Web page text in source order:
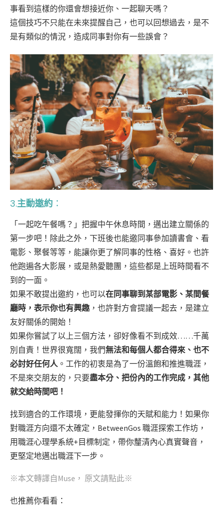
事看到這樣的你還會想接近你、一起聊天嗎？
這個技巧不只能在未來提醒自己，也可以回想過去，是不
是有類似的情況，造成同事對你有一些誤會？
3.主動邀約 ：
「一起吃午餐嗎？」把握中午休息時間，邁出建立關係的
第一步吧！除此之外，下班後也能邀同事參加讀書會、看
電影、聚餐等等，能讓你更了解同事的性格、喜好。也許
他跑遍各大影展，或是熱愛聽團，這些都是上班時間看不
到的一面。
如果不敢提出邀約，也可以在同事聊到某部電影、某間餐
廳時，表示你也有興趣 ，也許對方會提議一起去，是建立
友好關係的開始！
如果你嘗試了以上三個方法，卻好像看不到成效……千萬
別自責！世界很寬闊，我們無法和每個人都合得來、也不
必討好任何人 。工作的初衷是為了一份溫飽和推進職涯，
不是來交朋友的，只要盡本分、把份內的工作完成，其他
就交給時間吧！
找到適合的工作環境，更能發揮你的天賦和能力！如果你
對職涯方向還不太確定，BetweenGos 職涯探索工作坊，
用職涯心理學系統+目標制定，帶你釐清內心真實聲音，
更堅定地邁出職涯下一步。
※本文轉譯自Muse， 原文請點此※
也推薦你看看：